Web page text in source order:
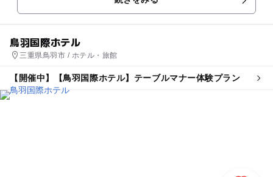
鳥羽国際ホテル
三重県鳥羽市 / ホテル・旅館
【開催中】【鳥羽国際ホテル】テーブルマナー体験プラン